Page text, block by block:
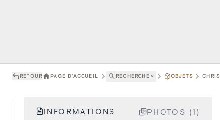
RETOUR PAGE D'ACCUEIL RECHERCHE ˅ OBJETS
INFORMATIONS PHOTOS (1)